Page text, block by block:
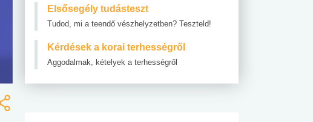
Elsősegély tudásteszt
Tudod, mi a teendő vészhelyzetben? Teszteld!
Kérdések a korai terhességről
Aggodalmak, kételyek a terhességről